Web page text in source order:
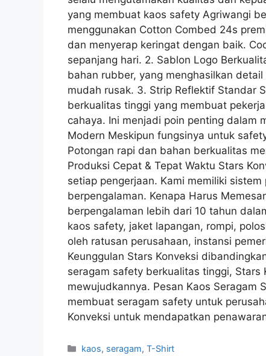
yang membuat kaos safety Agriwangi
menggunakan Cotton Combed 24s
dan menyerap keringat dengan baik.
sepanjang hari. 2. Sablon Logo
bahan rubber, yang menghasilkan
mudah rusak. 3. Strip Reflektif Standar
berkualitas tinggi yang membuat
cahaya. Ini menjadi poin penting dalam
Modern Meskipun fungsinya untuk
Potongan rapi dan bahan berkualitas
Produksi Cepat & Tepat Waktu Stars
setiap pengerjaan. Kami memiliki
berpengalaman. Kenapa Harus
berpengalaman lebih dari 10 tahun
kaos safety, jaket lapangan, rompi,
oleh ratusan perusahaan, instansi
Keunggulan Stars Konveksi
seragam safety berkualitas tinggi,
mewujudkannya. Pesan Kaos Seragam
membuat seragam safety untuk
Konveksi untuk mendapatkan
kaos, seragam,T-Shirt